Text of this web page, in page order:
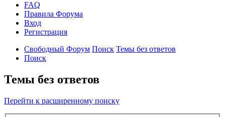
FAQ
Правила Форума
Вход
Регистрация
Свободный Форум Поиск Темы без ответов
Поиск
Темы без ответов
Перейти к расширенному поиску